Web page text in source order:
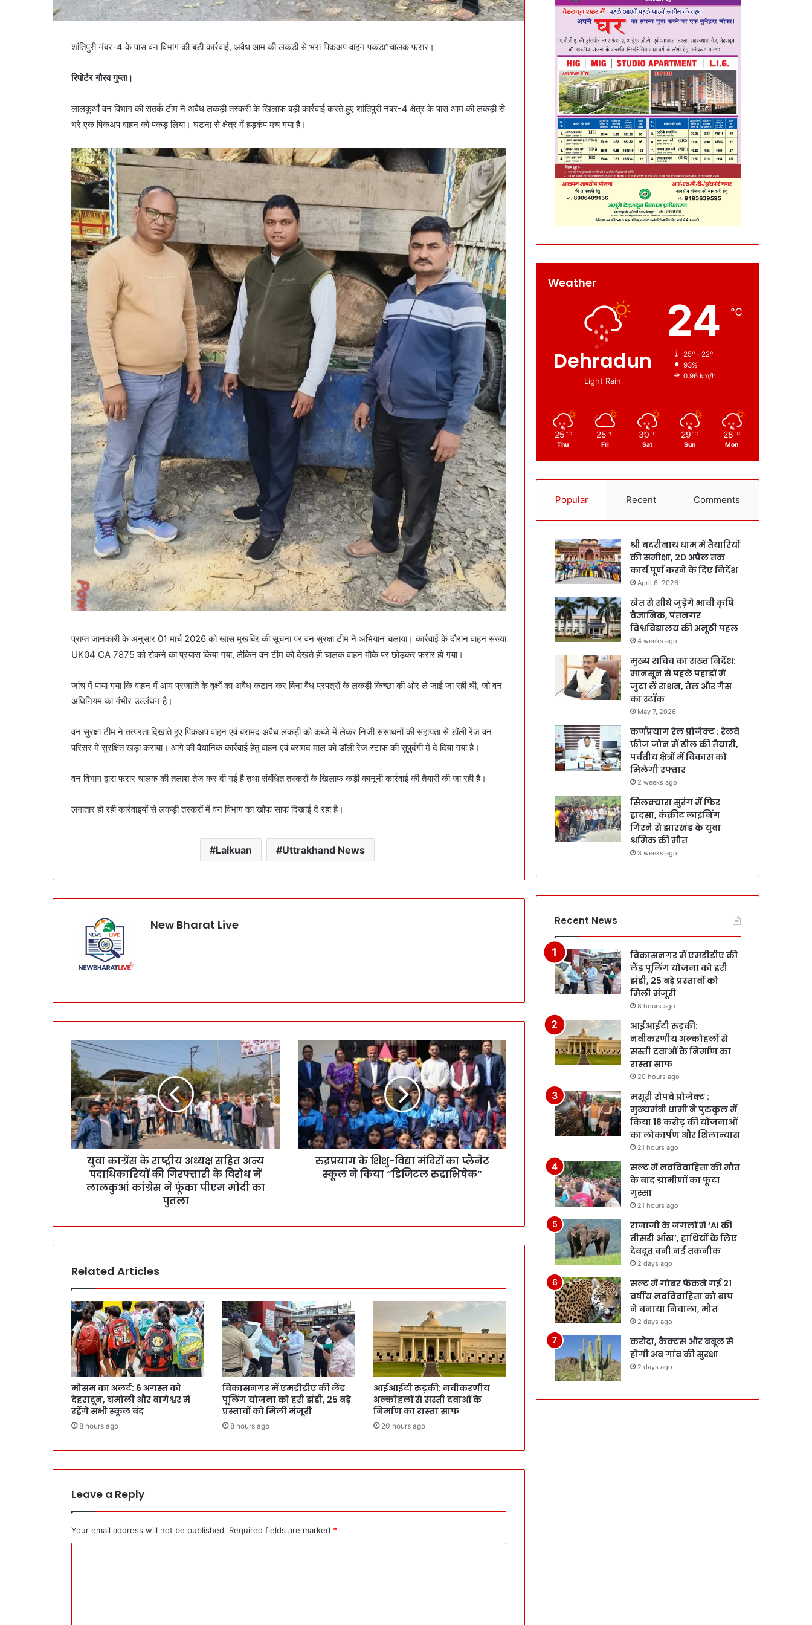
शांतिपुरी नंबर-4 के पास वन विभाग की बड़ी कार्रवाई, अवैध आम की लकड़ी से भरा पिकअप वाहन पकड़ा”चालक फरार।
रिपोर्टर गौरव गुप्ता।
लालकुआँ वन विभाग की सतर्क टीम ने अवैध लकड़ी तस्करी के खिलाफ बड़ी कार्रवाई करते हुए शांतिपुरी नंबर-4 क्षेत्र के पास आम की लकड़ी से
भरे एक पिकअप वाहन को पकड़ लिया। घटना से क्षेत्र में हड़कंप मच गया है।
प्राप्त जानकारी के अनुसार 01 मार्च 2026 को खास मुखबिर की सूचना पर वन सुरक्षा टीम ने अभियान चलाया। कार्रवाई के दौरान वाहन संख्या
UK04 CA 7875 को रोकने का प्रयास किया गया, लेकिन वन टीम को देखते ही चालक वाहन मौके पर छोड़कर फरार हो गया।
जांच में पाया गया कि वाहन में आम प्रजाति के वृक्षों का अवैध कटान कर बिना वैध प्रपत्रों के लकड़ी किच्छा की ओर ले जाई जा रही थी, जो वन
अधिनियम का गंभीर उल्लंघन है।
वन सुरक्षा टीम ने तत्परता दिखाते हुए पिकअप वाहन एवं बरामद अवैध लकड़ी को कब्जे में लेकर निजी संसाधनों की सहायता से डॉली रेंज वन
परिसर में सुरक्षित खड़ा कराया। आगे की वैधानिक कार्रवाई हेतु वाहन एवं बरामद माल को डॉली रेंज स्टाफ की सुपुर्दगी में दे दिया गया है।
वन विभाग द्वारा फरार चालक की तलाश तेज कर दी गई है तथा संबंधित तस्करों के खिलाफ कड़ी कानूनी कार्रवाई की तैयारी की जा रही है।
लगातार हो रही कार्रवाइयों से लकड़ी तस्करों में वन विभाग का खौफ साफ दिखाई दे रहा है।
Lalkuan Uttrakhand News
New Bharat Live
युवा काग्रेंस के राष्ट्रीय अध्यक्ष सहित अन्य
पदाधिकारियों की गिरफ्तारी के विरोध में
लालकुआं कांग्रेस ने फूंका पीएम मोदी का
पुतला
रुद्रप्रयाग के शिशु-विद्या मंदिरों का प्लैनेट
स्कूल ने किया “डिजिटल रुद्राभिषेक”
Related Articles
मौसम का अलर्ट: 6 अगस्त को
देहरादून, चमोली और बागेश्वर में
रहेंगे सभी स्कूल बंद
8 hours ago
विकासनगर में एमडीडीए की लैंड
पूलिंग योजना को हरी झंडी, 25 बड़े
प्रस्तावों को मिली मंजूरी
8 hours ago
आईआईटी रुड़की: नवीकरणीय
अल्कोहलों से सस्ती दवाओं के
निर्माण का रास्ता साफ
20 hours ago
Leave a Reply
Your email address will not be published. Required fields are marked *
Weather
Dehradun
Light Rain
24 ℃
25º - 22º
93%
0.96 km/h
25 ℃
Thu
25 ℃
Fri
30 ℃
Sat
29 ℃
Sun
28 ℃
Mon
Popular Recent Comments
श्री बदरीनाथ धाम में तैयारियों
की समीक्षा, 20 अप्रैल तक
कार्य पूर्ण करने के दिए निर्देश
April 6, 2026
खेत से सीधे जुड़ेंगे भावी कृषि
वैज्ञानिक, पंतनगर
विश्वविद्यालय की अनूठी पहल
4 weeks ago
मुख्य सचिव का सख्त निर्देश:
मानसून से पहले पहाड़ों में
जुटा लें राशन, तेल और गैस
का स्टॉक
May 7, 2026
कर्णप्रयाग रेल प्रोजेक्ट : रेलवे
फ्रीज जोन में ढील की तैयारी,
पर्वतीय क्षेत्रों में विकास को
मिलेगी रफ्तार
2 weeks ago
सिलक्यारा सुरंग में फिर
हादसा, कंक्रीट लाइनिंग
गिरने से झारखंड के युवा
श्रमिक की मौत
3 weeks ago
Recent News
विकासनगर में एमडीडीए की
लैंड पूलिंग योजना को हरी
झंडी, 25 बड़े प्रस्तावों को
मिली मंजूरी
8 hours ago
आईआईटी रुड़की:
नवीकरणीय अल्कोहलों से
सस्ती दवाओं के निर्माण का
रास्ता साफ
20 hours ago
मसूरी रोपवे प्रोजेक्ट :
मुख्‍यमंत्री धामी ने पुरुकुल में
किया 18 करोड़ की योजनाओं
का लोकार्पण और शिलान्यास
21 hours ago
सल्ट में नवविवाहिता की मौत
के बाद ग्रामीणों का फूटा
गुस्सा
21 hours ago
राजाजी के जंगलों में ‘AI की
तीसरी आँख’, हाथियों के लिए
देवदूत बनी नई तकनीक
2 days ago
सल्ट में गोबर फेंकने गई 21
वर्षीय नवविवाहिता को बाघ
ने बनाया निवाला, मौत
2 days ago
करौंदा, कैक्टस और बबूल से
होगी अब गांव की सुरक्षा
2 days ago